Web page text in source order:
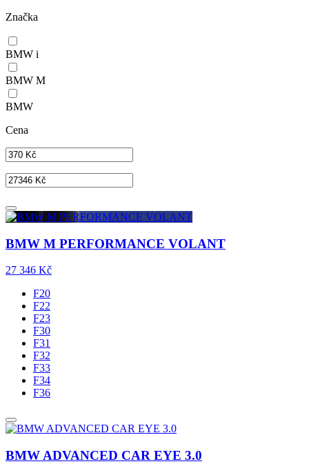
Značka
BMW i
BMW M
BMW
Cena
BMW M PERFORMANCE VOLANT
27 346 Kč
F20
F22
F23
F30
F31
F32
F33
F34
F36
BMW ADVANCED CAR EYE 3.0